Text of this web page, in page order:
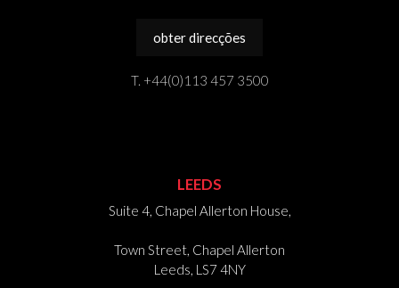
obter direcções
T. +44(0)113 457 3500
LEEDS
Suite 4, Chapel Allerton House,
Town Street, Chapel Allerton
Leeds, LS7 4NY